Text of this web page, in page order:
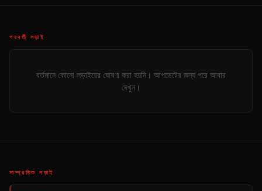
পরবর্তী লড়াই
বর্তমানে কোনো লড়াইয়ের ঘোষণা করা হয়নি। আপডেটের জন্য পরে আবার
দেখুন।
সাম্প্রতিক লড়াই